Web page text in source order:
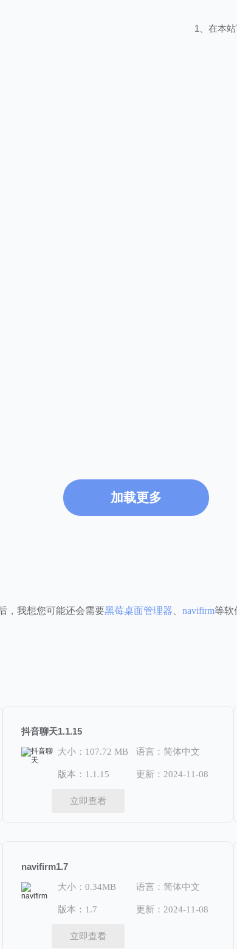
1、在本
加载更多
，我想您可能还会需要黑莓桌面管理器 navifirm等软
抖音聊天1.1.15
大小：107.72 MB 语言：简体中文
版本：1.1.15 更新：2024-11-08
立即查看
navifirm1.7
大小：0.34MB 语言：简体中文
版本：1.7 更新：2024-11-08
立即查看